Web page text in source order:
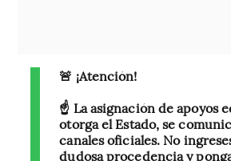
🚨 ¡Atención!
☝️ La asignación de apoyos
otorga el Estado, se
canales oficiales. No
dudosa procedencia y